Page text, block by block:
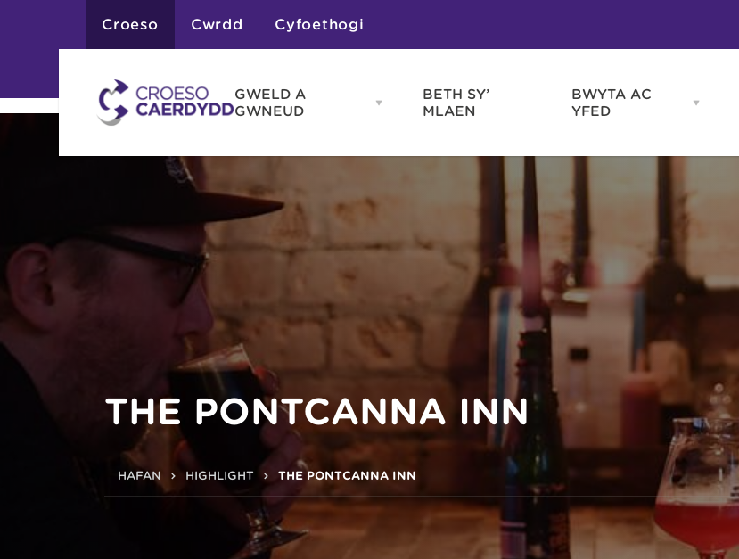
Croeso Cwrdd Cyfoethogi
GWELD A
GWNEUD
Open
GWNEUD
Gweithgareddau
Adloniant
Chwaraeon
Teithiau a Golygfeydd
BETH SY’
MLAEN
BWYTA AC
YFED
Open
YFED
Tafarndai a Bariau
THE PONTCANNA INN
HAFAN HIGHLIGHT THE PONTCANNA INN